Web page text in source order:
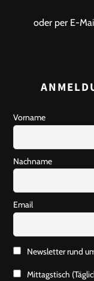
oder per E-
Vorname
Nachname
Email
Newsletter rund
Mittagstisch